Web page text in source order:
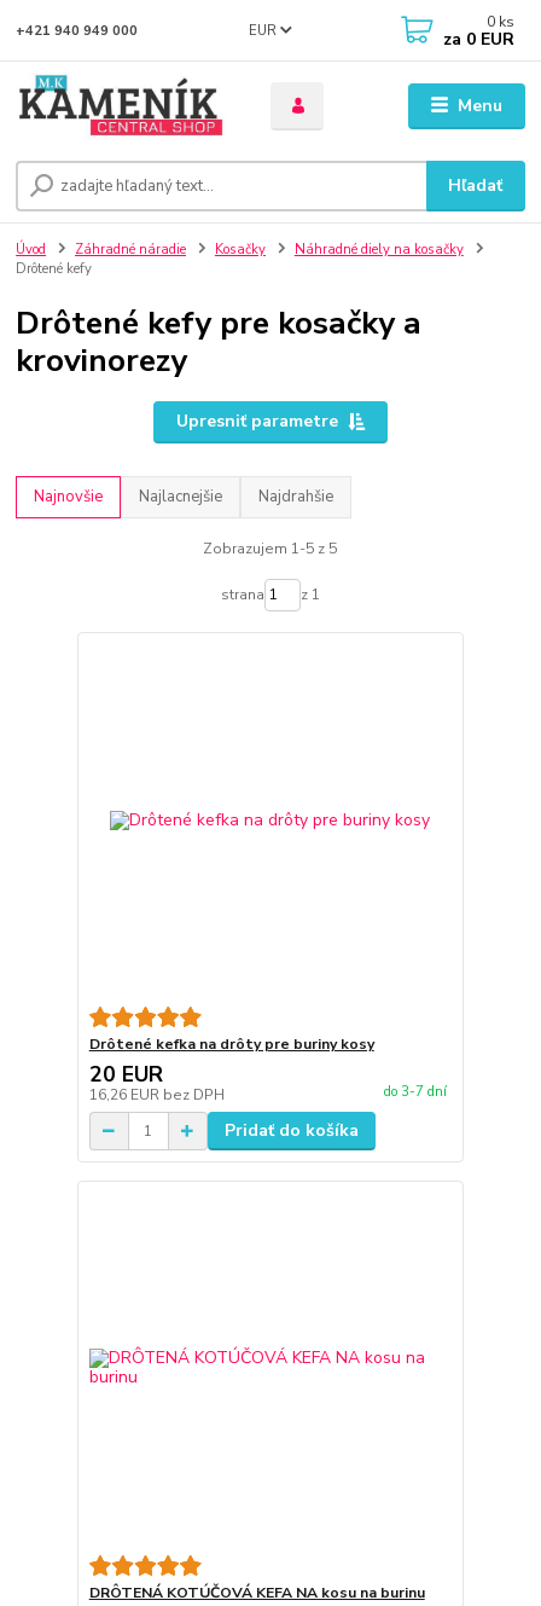
Menu
EUR
Hľadať
+421 940 949 000 0 ks
za 0 EUR
Úvod Záhradné náradie Kosačky
Náhradné diely na kosačky
Drôtené kefy
Drôtené kefy pre kosačky a
krovinorezy
Upresniť parametre
Najnovšie Najlacnejšie Najdrahšie
Zobrazujem 1-5 z 5
strana z 1
Drôtené kefka na drôty pre buriny kosy
20 EUR
16,26 EUR bez DPH do 3-7 dní
Pridať do košíka
DRÔTENÁ KOTÚČOVÁ KEFA NA kosu na burinu